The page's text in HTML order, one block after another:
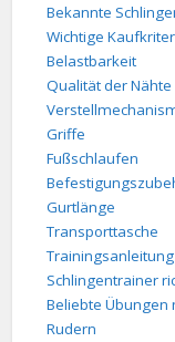
Bekannte
Wichtige
Belastbarkeit
Qualität der Nähte
Griffe
Fußschlaufen
Gurtlänge
Transporttasche
Trainingsanleitung
Schlingentrainer
Beliebte
Rudern